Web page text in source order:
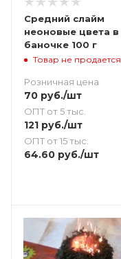
Средний слайм
неоновые цвета в
баночке 100 г
Товар не продается
Розничная цена
70 руб./шт
ОПТ от 5 тыс.
121 руб./шт
ОПТ от 15 тыс.
64.60 руб./шт